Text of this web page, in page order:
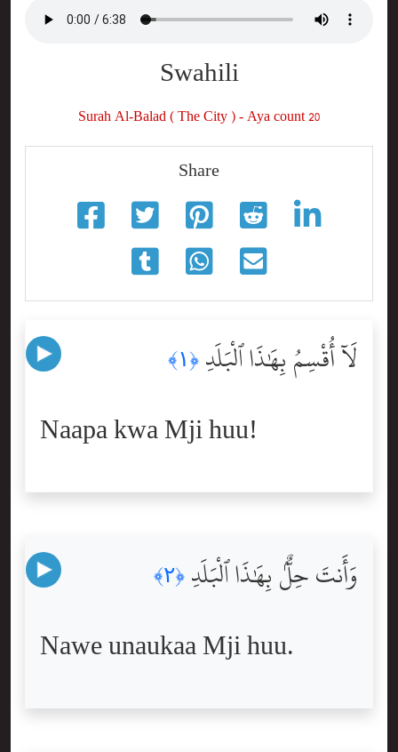
Swahili
Surah Al-Balad ( The City ) - Aya count 20
Share
لَآ أُقْسِمُ بِهَٰذَا ٱلْبَلَدِ ﴿١﴾
Naapa kwa Mji huu!
وَأَنتَ حِلٌّۢ بِهَٰذَا ٱلْبَلَدِ ﴿٢﴾
Nawe unaukaa Mji huu.